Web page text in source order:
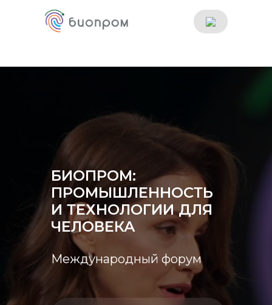
БИОПРОМ:
ПРОМЫШЛЕННОСТЬ
И ТЕХНОЛОГИИ ДЛЯ
ЧЕЛОВЕКА
Международный форум